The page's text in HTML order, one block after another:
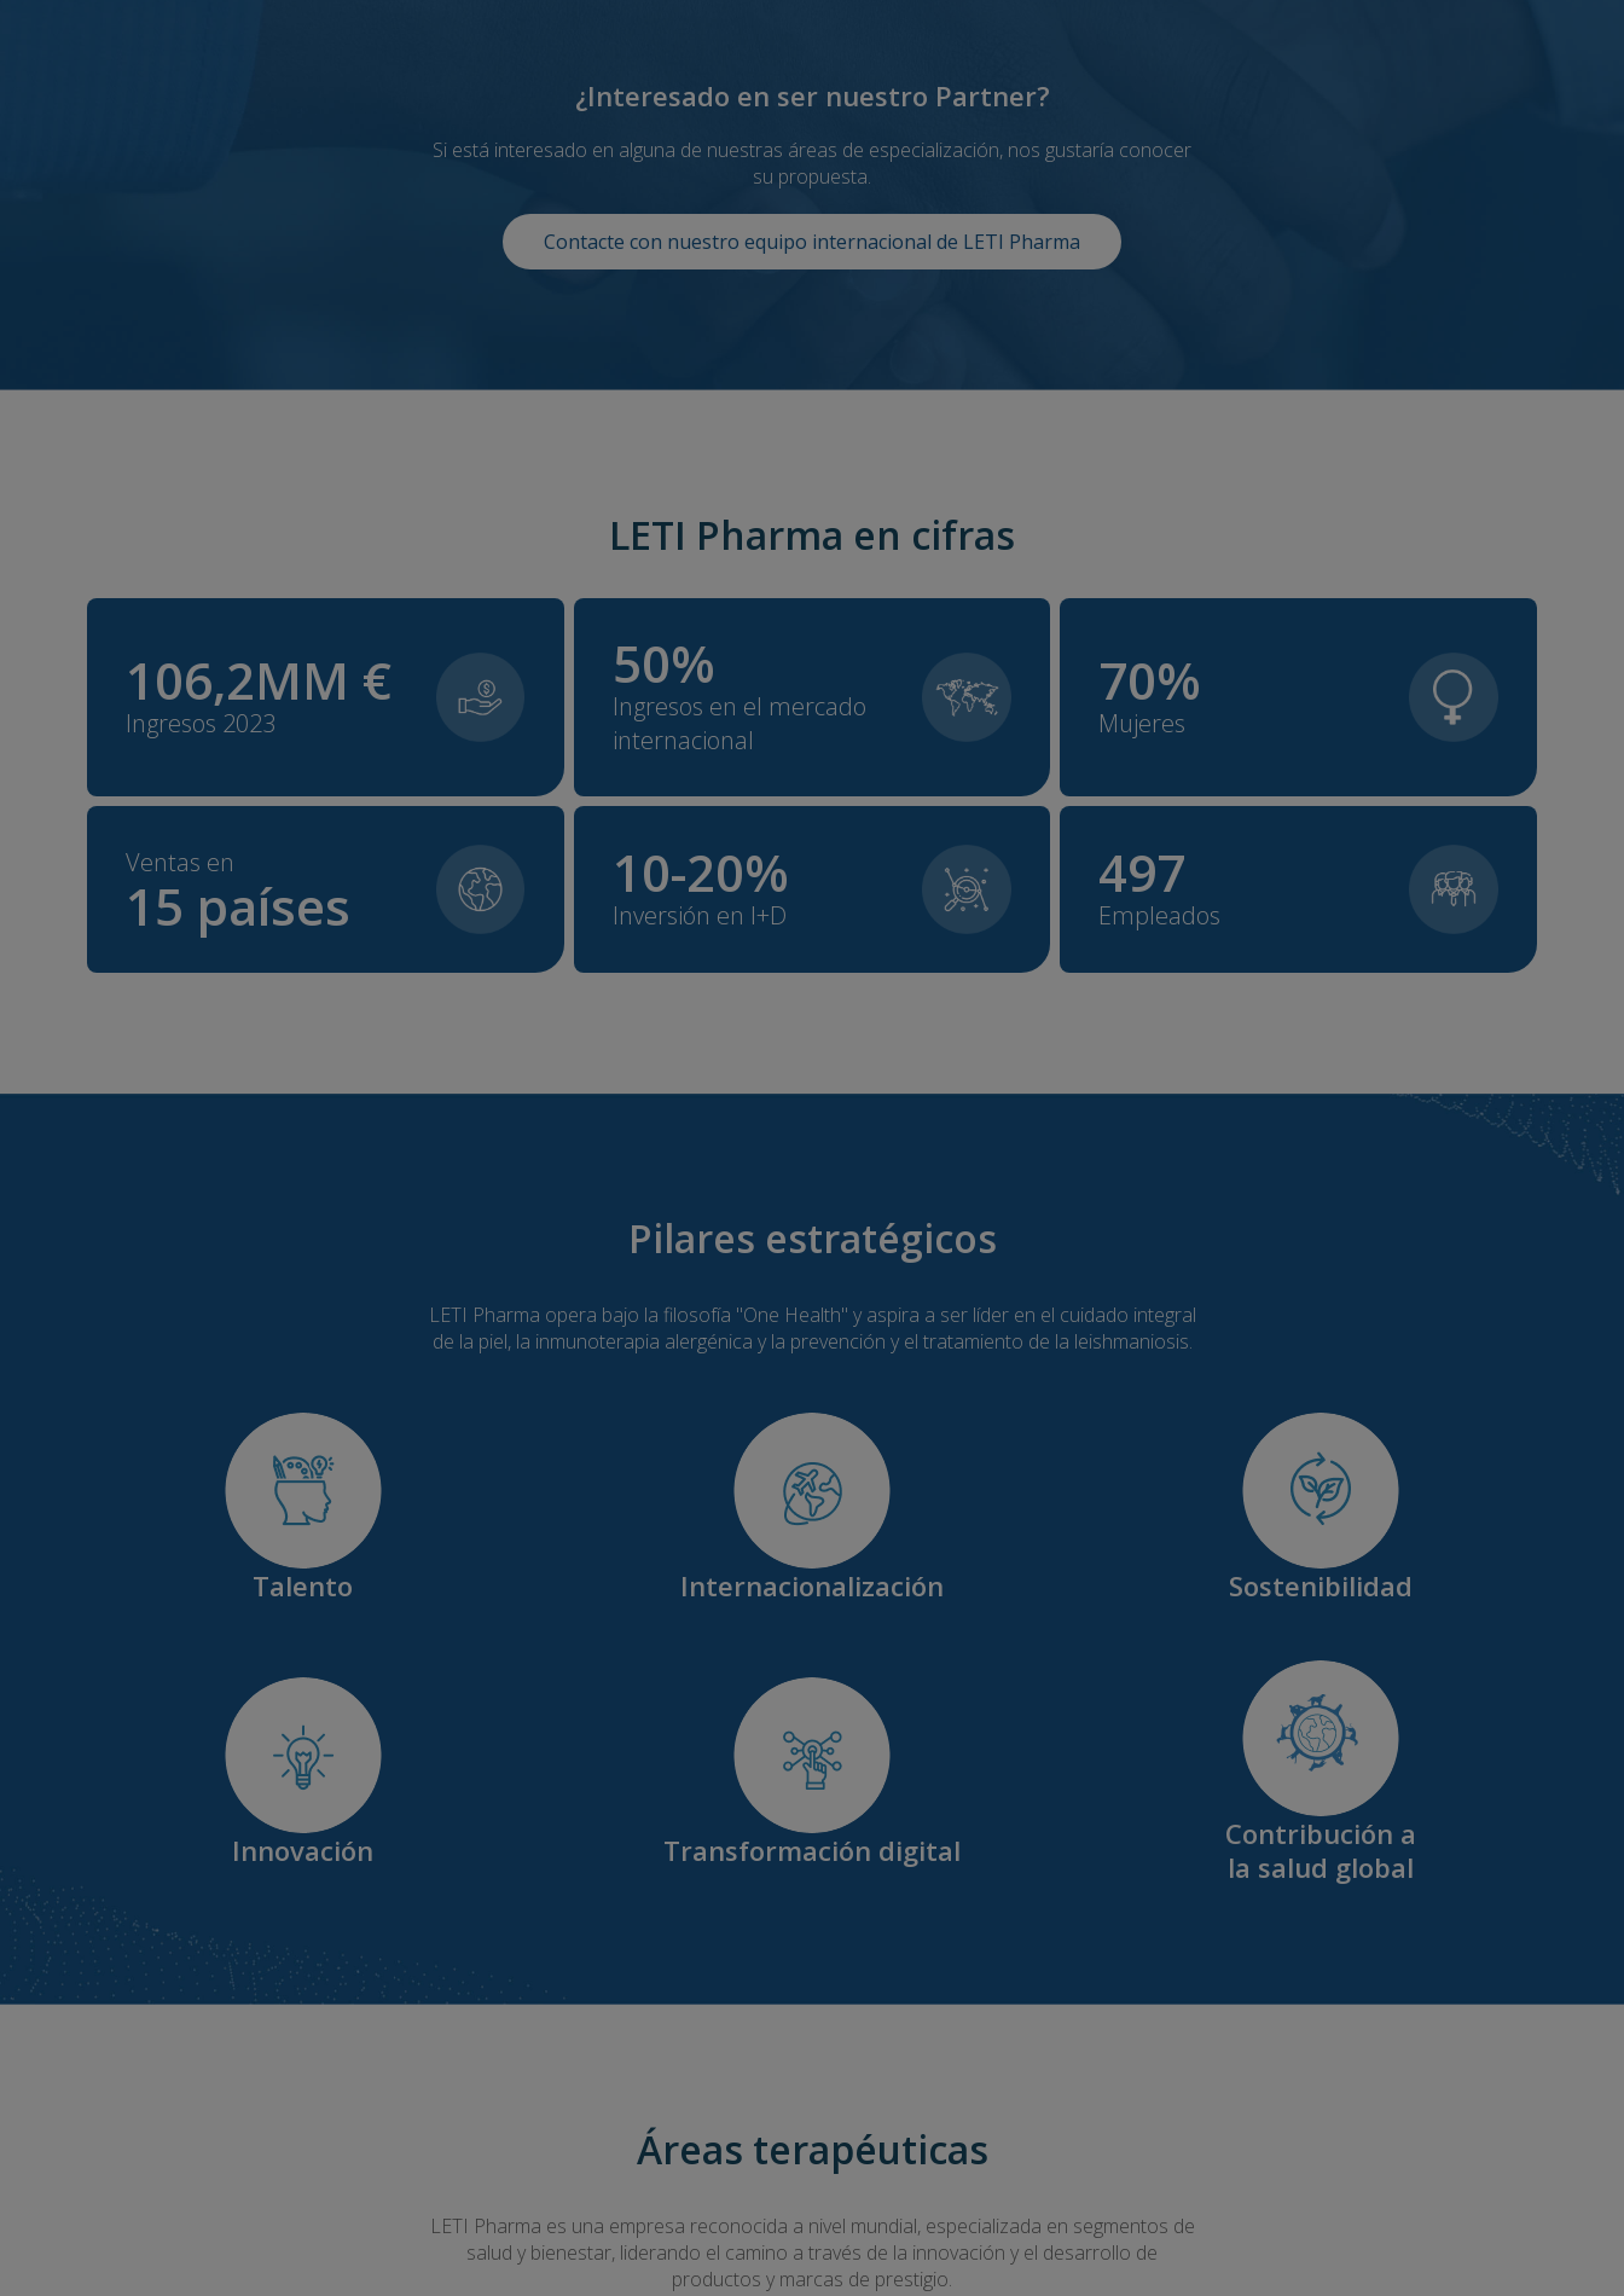
¿Interesado en ser nuestro Partner?
Si está interesado en alguna de nuestras áreas de especialización, nos gustaría conocer
su propuesta.
Contacte con nuestro equipo internacional de LETI Pharma
LETI Pharma en cifras
106,2MM €
Ingresos 2023
50%
Ingresos en el mercado
internacional
70%
Mujeres
Ventas en
15 países 10-20%
Inversión en I+D
497
Empleados
Pilares estratégicos
LETI Pharma opera bajo la filosofía "One Health" y aspira a ser líder en el cuidado integral
de la piel, la inmunoterapia alergénica y la prevención y el tratamiento de la leishmaniosis.
Talento Internacionalización Sostenibilidad
Innovación Transformación digital
Contribución a
la salud global
Áreas terapéuticas
LETI Pharma es una empresa reconocida a nivel mundial, especializada en segmentos de
salud y bienestar, liderando el camino a través de la innovación y el desarrollo de
productos y marcas de prestigio.